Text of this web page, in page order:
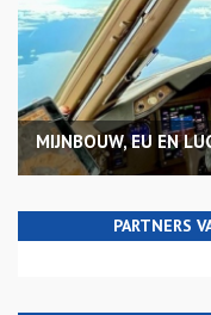
MIJNBOUW, EU EN
PARTNERS